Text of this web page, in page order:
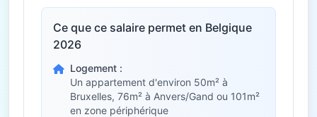
Ce que ce salaire permet en Belgique
2026
Logement :
Un appartement d'environ 50m² à
Bruxelles, 76m² à Anvers/Gand ou 101m²
en zone périphérique